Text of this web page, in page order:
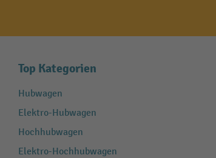
Top Kategorien
Hubwagen
Elektro-Hubwagen
Hochhubwagen
Elektro-Hochhubwagen